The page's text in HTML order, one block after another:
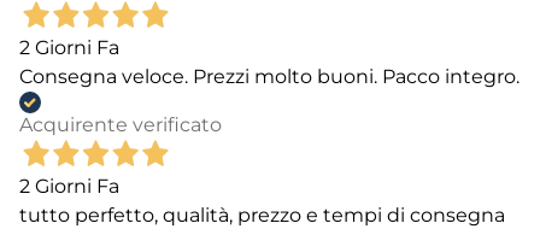
2 Giorni Fa
Consegna veloce. Prezzi molto buoni. Pacco integro.
Acquirente verificato
2 Giorni Fa
tutto perfetto, qualità, prezzo e tempi di consegna